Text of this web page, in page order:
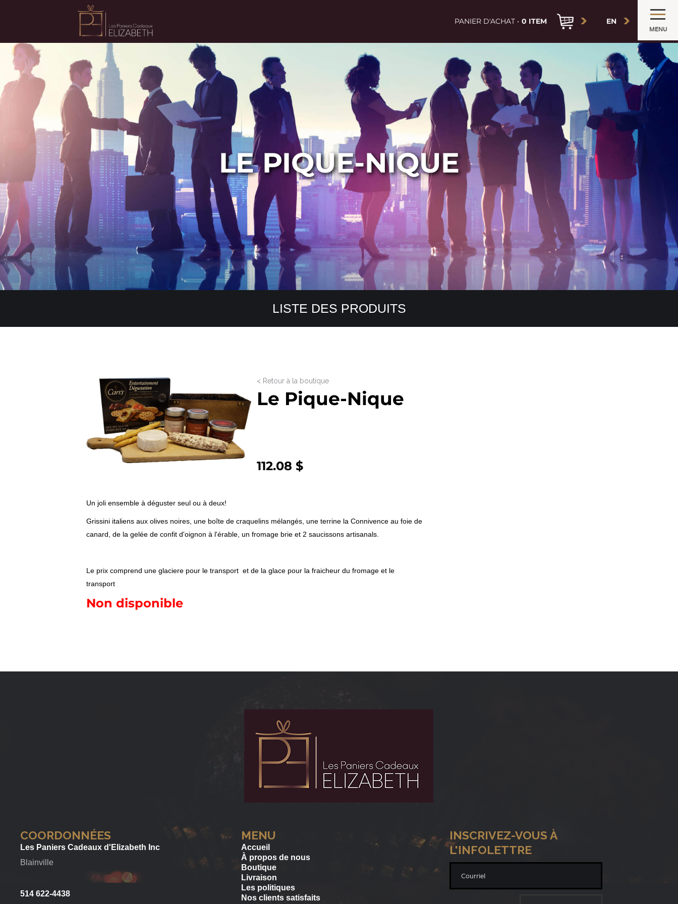
EN
PANIER D'ACHAT • 0 ITEM
LE PIQUE-NIQUE
MENU
LISTE DES PRODUITS
< Retour à la boutique
Le Pique-Nique
112.08 $
Un joli ensemble à déguster seul ou à deux!
Grissini italiens aux olives noires, une boîte de craquelins mélangés, une terrine la Connivence au foie de
canard, de la gelée de confit d'oignon à l'érable, un fromage brie et 2 saucissons artisanals.
Le prix comprend une glaciere pour le transport et de la glace pour la fraicheur du fromage et le
transport
Non disponible
COORDONNÉES
Les Paniers Cadeaux d'Elizabeth Inc
Blainville
514 622-4438
MENU
Accueil
À propos de nous
Boutique
Livraison
Les politiques
Nos clients satisfaits
INSCRIVEZ-VOUS À
L'INFOLETTRE